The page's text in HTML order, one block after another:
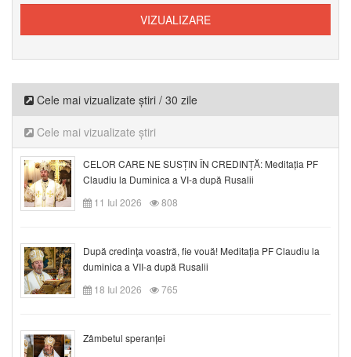
Cele mai vizualizate știri / 30 zile
Cele mai vizualizate știri
CELOR CARE NE SUSȚIN ÎN CREDINȚĂ: Meditația PF
Claudiu la Duminica a VI-a după Rusalii
11 Iul 2026
808
După credinţa voastră, fie vouă! Meditația PF Claudiu la
duminica a VII-a după Rusalii
18 Iul 2026
765
Zâmbetul speranței